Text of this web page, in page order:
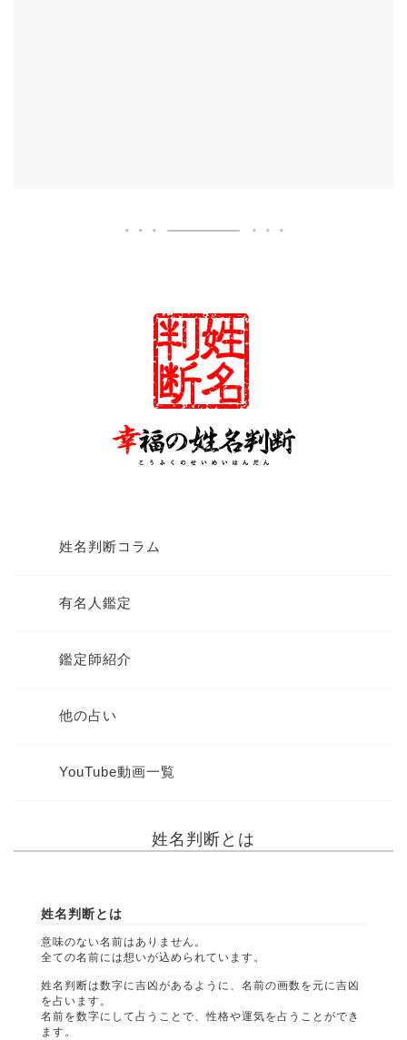
姓名判断コラム
有名人鑑定
鑑定師紹介
他の占い
YouTube動画一覧
姓名判断とは
姓名判断とは
意味のない名前はありません。
全ての名前には想いが込められています。
姓名判断は数字に吉凶があるように、名前の画数を元に吉凶
を占います。
名前を数字にして占うことで、性格や運気を占うことができ
ます。